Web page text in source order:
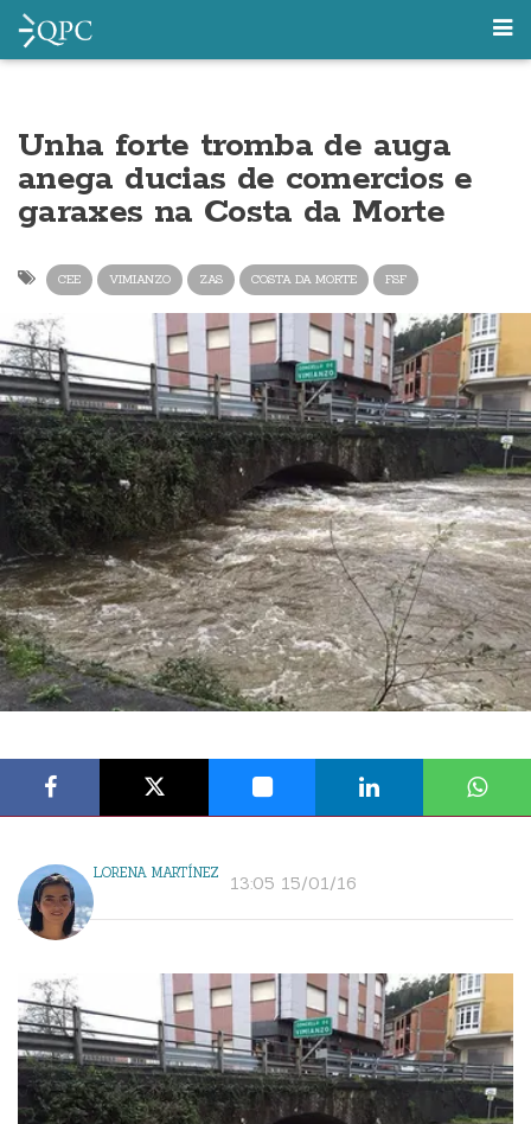
Unha forte tromba de auga
anega ducias de comercios e
garaxes na Costa da Morte
CEE VIMIANZO ZAS COSTA DA MORTE FSF
LORENA MARTÍNEZ 13:05 15/01/16